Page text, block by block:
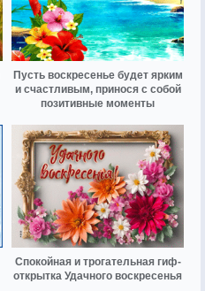
Пусть воскресенье будет ярким
и счастливым, принося с собой
позитивные моменты
Спокойная и трогательная гиф-
открытка Удачного воскресенья